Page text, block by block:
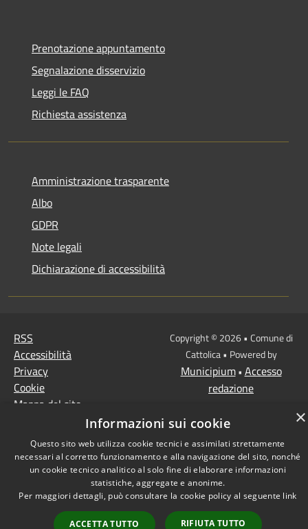
Prenotazione appuntamento
Segnalazione disservizio
Leggi le FAQ
Richiesta assistenza
Amministrazione trasparente
Albo
GDPR
Note legali
Dichiarazione di accessibilità
RSS
Accessibilità
Privacy
Cookie
Mappa del sito
Copyright © 2026 • Comune di
Cattolica • Powered by
Municipium• Accesso
redazione
×
Informazioni sui cookie
Questo sito web utilizza cookie tecnici e assimilati strettamente
necessari al corretto funzionamento e alla navigazione del sito, nonché
un cookie tecnico analitico al solo fine di elaborare informazioni
statistiche, aggregate e anonime.
Per maggiori dettagli, può consultare la cookie policy al seguente link
ACCETTA TUTTO RIFIUTA TUTTO